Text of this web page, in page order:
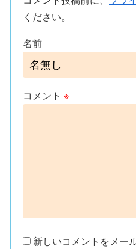
ください。
名前
コメント ※
新しいコメントをメー